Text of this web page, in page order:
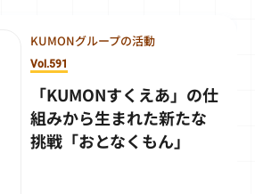
KUMONグループの活動
Vol.591
「KUMONすくえあ」の仕
組みから生まれた新たな
挑戦「おとなくもん」